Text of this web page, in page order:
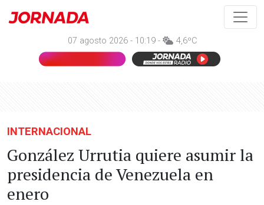
07 agosto 2026 - 10:19 - 4,6ºC
INTERNACIONAL
González Urrutia quiere asumir la
presidencia de Venezuela en
enero